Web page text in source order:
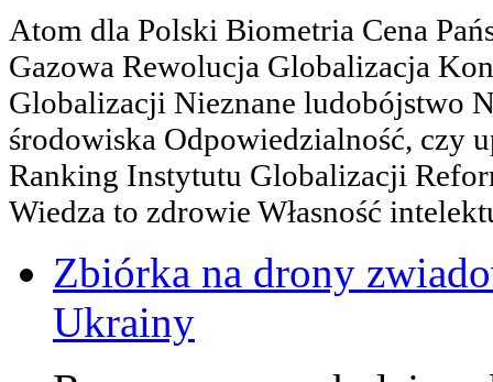
Atom dla Polski Biometria Cena
Gazowa Rewolucja Globalizacja
Globalizacji Nieznane ludobójstwo
środowiska Odpowiedzialność, czy
Ranking Instytutu Globalizacji
Wiedza to zdrowie Własność
Zbiórka na drony
Ukrainy